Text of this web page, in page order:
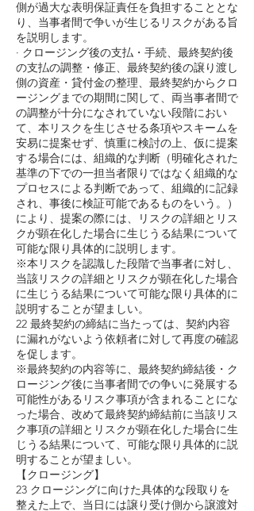
側が過大な表明保証責任を負担することとな
り、当事者間で争いが生じるリスクがある旨
を説明します。
· クロージング後の支払・手続、最終契約後
の支払の調整・修正、最終契約後の譲り渡し
側の資産・貸付金の整理、最終契約からクロ
ージングまでの期間に関して、両当事者間で
の調整が十分になされていない段階におい
て、本リスクを生じさせる条項やスキームを
安易に提案せず、慎重に検討の上、仮に提案
する場合には、組織的な判断（明確化された
基準の下での一担当者限りではなく組織的な
プロセスによる判断であって、組織的に記録
され、事後に検証可能であるものをいう。）
により、提案の際には、リスクの詳細とリス
クが顕在化した場合に生じうる結果について
可能な限り具体的に説明します。
※本リスクを認識した段階で当事者に対し、
当該リスクの詳細とリスクが顕在化した場合
に生じうる結果について可能な限り具体的に
説明することが望ましい。
22 最終契約の締結に当たっては、契約内容
に漏れがないよう依頼者に対して再度の確認
を促します。
※最終契約の内容等に、最終契約締結後・ク
ロージング後に当事者間での争いに発展する
可能性があるリスク事項が含まれることにな
った場合、改めて最終契約締結前に当該リス
ク事項の詳細とリスクが顕在化した場合に生
じうる結果について、可能な限り具体的に説
明することが望ましい。
【クロージング】
23 クロージングに向けた具体的な段取りを
整えた上で、当日には譲り受け側から譲渡対